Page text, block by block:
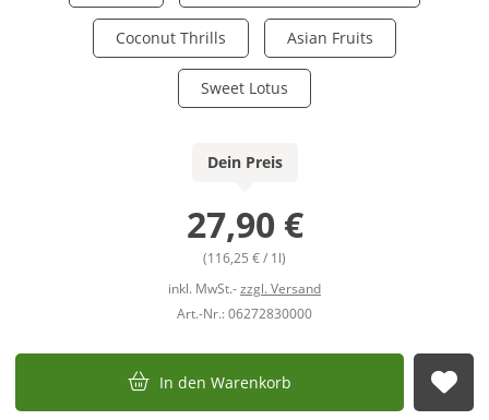
Coconut Thrills Asian Fruits
Sweet Lotus
Dein Preis
27,90 €
(116,25 € / 1l)
inkl. MwSt.-zzgl. Versand
Art.-Nr.: 06272830000
In den Warenkorb